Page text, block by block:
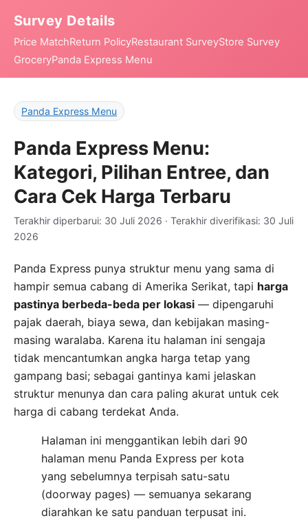
Survey Details
Price MatchReturn PolicyRestaurant SurveyStore Survey
GroceryPanda Express Menu
Panda Express Menu
Panda Express Menu:
Kategori, Pilihan Entree, dan
Cara Cek Harga Terbaru
Terakhir diperbarui: 30 Juli 2026 · Terakhir diverifikasi: 30 Juli
2026
Panda Express punya struktur menu yang sama di
hampir semua cabang di Amerika Serikat, tapi harga
pastinya berbeda-beda per lokasi — dipengaruhi
pajak daerah, biaya sewa, dan kebijakan masing-
masing waralaba. Karena itu halaman ini sengaja
tidak mencantumkan angka harga tetap yang
gampang basi; sebagai gantinya kami jelaskan
struktur menunya dan cara paling akurat untuk cek
harga di cabang terdekat Anda.
Halaman ini menggantikan lebih dari 90
halaman menu Panda Express per kota
yang sebelumnya terpisah satu-satu
(doorway pages) — semuanya sekarang
diarahkan ke satu panduan terpusat ini.